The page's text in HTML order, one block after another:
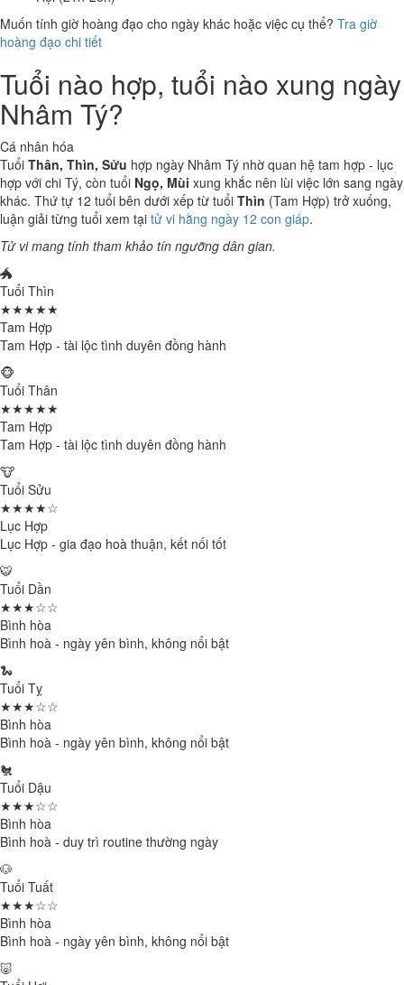
Muốn tính giờ hoàng đạo cho ngày khác hoặc việc cụ thể? Tra giờ
hoàng đạo chi tiết
Tuổi nào hợp, tuổi nào xung ngày
Nhâm Tý?
Cá nhân hóa
Tuổi Thân, Thìn, Sửu hợp ngày Nhâm Tý nhờ quan hệ tam hợp - lục
hợp với chi Tý, còn tuổi Ngọ, Mùi xung khắc nên lùi việc lớn sang ngày
khác. Thứ tự 12 tuổi bên dưới xếp từ tuổi Thìn (Tam Hợp) trở xuống,
luận giải từng tuổi xem tại tử vi hằng ngày 12 con giáp.
Tử vi mang tính tham khảo tín ngưỡng dân gian.
🐲
Tuổi Thìn
★★★★★
Tam Hợp
Tam Hợp - tài lộc tình duyên đồng hành
🐵
Tuổi Thân
★★★★★
Tam Hợp
Tam Hợp - tài lộc tình duyên đồng hành
🐮
Tuổi Sửu
★★★★☆
Lục Hợp
Lục Hợp - gia đạo hoà thuận, kết nối tốt
🐯
Tuổi Dần
★★★☆☆
Bình hòa
Bình hoà - ngày yên bình, không nổi bật
🐍
Tuổi Tỵ
★★★☆☆
Bình hòa
Bình hoà - ngày yên bình, không nổi bật
🐔
Tuổi Dậu
★★★☆☆
Bình hòa
Bình hoà - duy trì routine thường ngày
🐶
Tuổi Tuất
★★★☆☆
Bình hòa
Bình hoà - ngày yên bình, không nổi bật
🐷